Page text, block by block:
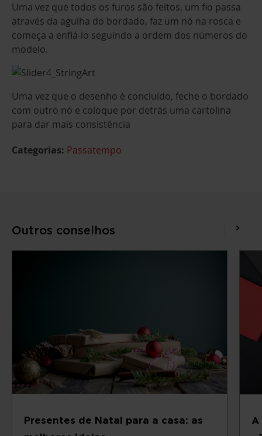
Uma vez que todos os furos são feitos, um fio passa
através da agulha do bordado, faz um nó na rosca e
começa a enfiá-lo seguindo a ordem dos números do
modelo.
Uma vez que o desenho é concluído, feche o bordado
com outro nó e coloque por detrás uma cartolina
para dar mais consistência
Categorias: Passatempo
Outros conselhos
Presentes de Natal para a casa: as
A